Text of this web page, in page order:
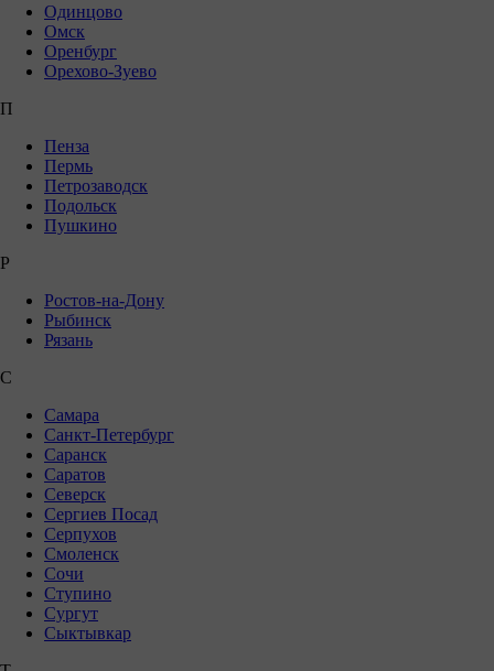
Одинцово
Омск
Оренбург
Орехово-Зуево
П
Пенза
Пермь
Петрозаводск
Подольск
Пушкино
Р
Ростов-на-Дону
Рыбинск
Рязань
С
Самара
Санкт-Петербург
Саранск
Саратов
Северск
Сергиев Посад
Серпухов
Смоленск
Сочи
Ступино
Сургут
Сыктывкар